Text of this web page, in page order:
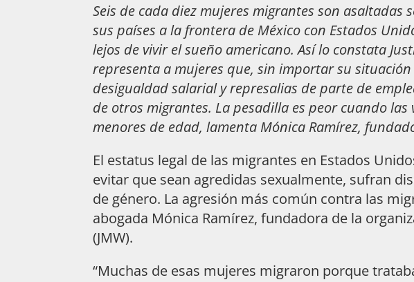
Seis de cada diez mujeres migrantes son
sus países a la frontera de México con Estados
lejos de vivir el sueño americano. Así lo constata
representa a mujeres que, sin importar su
desigualdad salarial y represalias de parte de
de otros migrantes. La pesadilla es peor cuando
menores de edad, lamenta Mónica Ramírez,
El estatus legal de las migrantes en Estados
evitar que sean agredidas sexualmente, sufran
de género. La agresión más común contra las
abogada Mónica Ramírez, fundadora de la
(JMW).
“Muchas de esas mujeres migraron porque